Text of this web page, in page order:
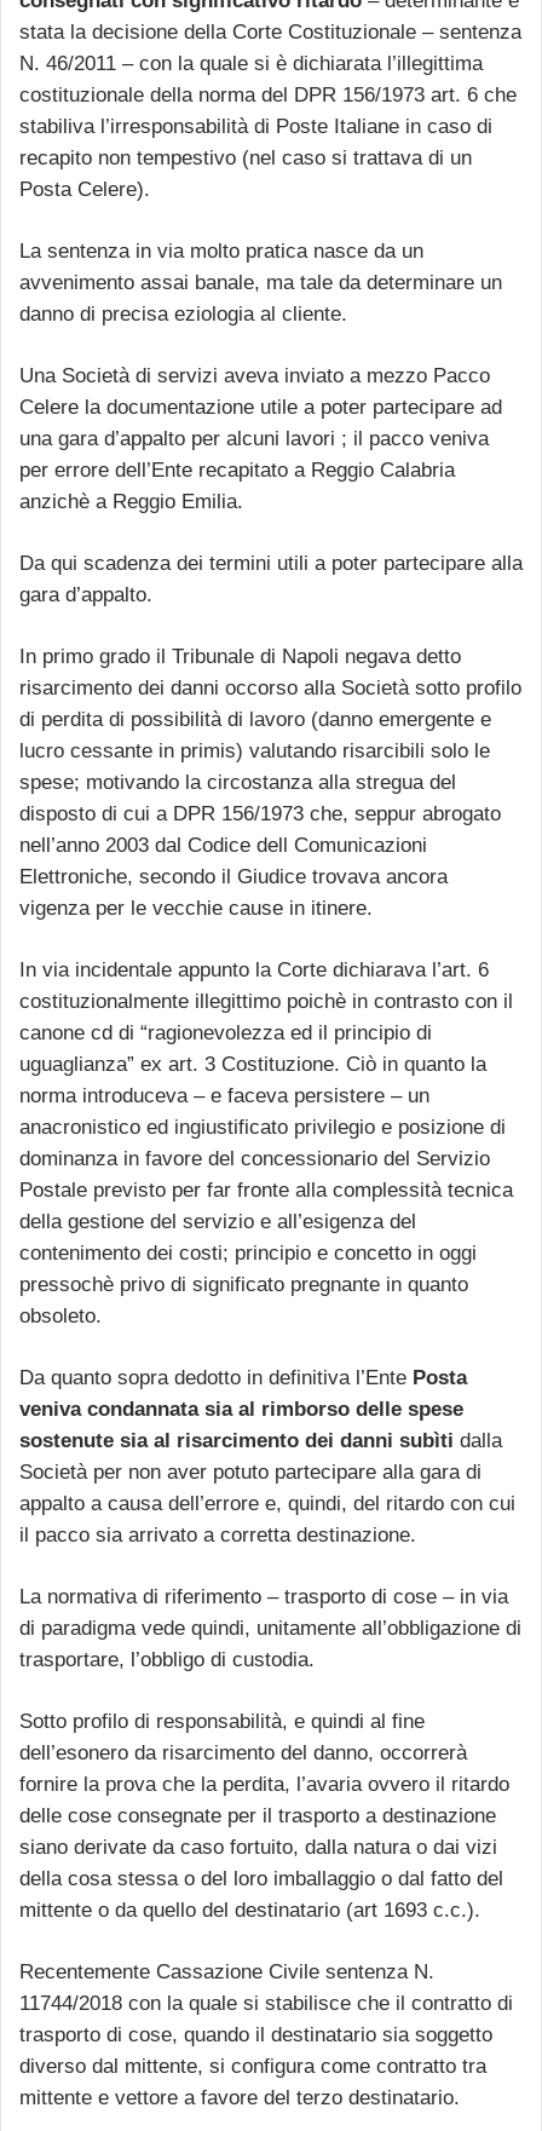
stata la decisione della Corte Costituzionale – sentenza
N. 46/2011 – con la quale si è dichiarata l’illegittima
costituzionale della norma del DPR 156/1973 art. 6 che
stabiliva l’irresponsabilità di Poste Italiane in caso di
recapito non tempestivo (nel caso si trattava di un
Posta Celere).
La sentenza in via molto pratica nasce da un
avvenimento assai banale, ma tale da determinare un
danno di precisa eziologia al cliente.
Una Società di servizi aveva inviato a mezzo Pacco
Celere la documentazione utile a poter partecipare ad
una gara d’appalto per alcuni lavori ; il pacco veniva
per errore dell’Ente recapitato a Reggio Calabria
anzichè a Reggio Emilia.
Da qui scadenza dei termini utili a poter partecipare alla
gara d’appalto.
In primo grado il Tribunale di Napoli negava detto
risarcimento dei danni occorso alla Società sotto profilo
di perdita di possibilità di lavoro (danno emergente e
lucro cessante in primis) valutando risarcibili solo le
spese; motivando la circostanza alla stregua del
disposto di cui a DPR 156/1973 che, seppur abrogato
nell’anno 2003 dal Codice dell Comunicazioni
Elettroniche, secondo il Giudice trovava ancora
vigenza per le vecchie cause in itinere.
In via incidentale appunto la Corte dichiarava l’art. 6
costituzionalmente illegittimo poichè in contrasto con il
canone cd di “ragionevolezza ed il principio di
uguaglianza” ex art. 3 Costituzione. Ciò in quanto la
norma introduceva – e faceva persistere – un
anacronistico ed ingiustificato privilegio e posizione di
dominanza in favore del concessionario del Servizio
Postale previsto per far fronte alla complessità tecnica
della gestione del servizio e all’esigenza del
contenimento dei costi; principio e concetto in oggi
pressochè privo di significato pregnante in quanto
obsoleto.
Da quanto sopra dedotto in definitiva l’Ente Posta
veniva condannata sia al rimborso delle spese
sostenute sia al risarcimento dei danni subìti dalla
Società per non aver potuto partecipare alla gara di
appalto a causa dell’errore e, quindi, del ritardo con cui
il pacco sia arrivato a corretta destinazione.
La normativa di riferimento – trasporto di cose – in via
di paradigma vede quindi, unitamente all’obbligazione di
trasportare, l’obbligo di custodia.
Sotto profilo di responsabilità, e quindi al fine
dell’esonero da risarcimento del danno, occorrerà
fornire la prova che la perdita, l’avaria ovvero il ritardo
delle cose consegnate per il trasporto a destinazione
siano derivate da caso fortuito, dalla natura o dai vizi
della cosa stessa o del loro imballaggio o dal fatto del
mittente o da quello del destinatario (art 1693 c.c.).
Recentemente Cassazione Civile sentenza N.
11744/2018 con la quale si stabilisce che il contratto di
trasporto di cose, quando il destinatario sia soggetto
diverso dal mittente, si configura come contratto tra
mittente e vettore a favore del terzo destinatario.